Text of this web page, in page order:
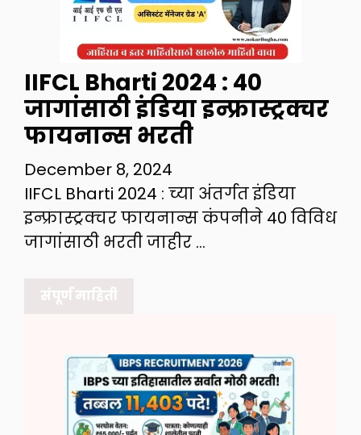
IIFCL Bharti 2024 : 40
जागांसाठी इंडिया इन्फ्रास्ट्रक्चर
फायनान्स भरती
December 8, 2024
IIFCL Bharti 2024 : च्या अंतर्गत इंडिया
इन्फ्रास्ट्रक्चर फायनान्स कंपनीने 40 विविध
जागांसाठी भरती जाहीर …
संपूर्ण माहिती